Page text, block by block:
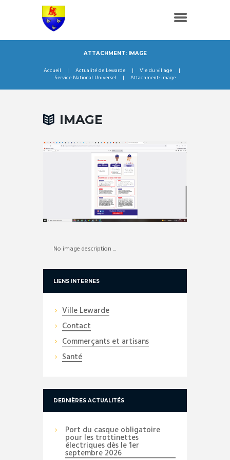
ATTACHMENT: IMAGE
Accueil Actualité de Lewarde
Vie du village
Service National Universel
Attachment: image
IMAGE
No image description ...
LIENS INTERNES
Ville Lewarde
Contact
Commerçants et artisans
Santé
DERNIÈRES ACTUALITÉS
Port du casque obligatoire
pour les trottinettes
électriques dès le 1er
septembre 2026